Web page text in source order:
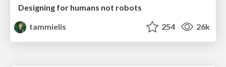
Designing for humans not robots
tammielis
254 26k